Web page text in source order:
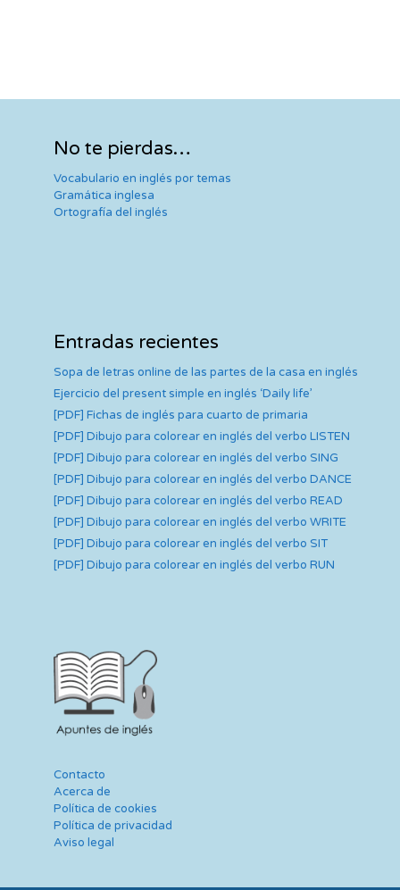
No te pierdas…
Vocabulario en inglés por temas
Gramática inglesa
Ortografía del inglés
Entradas recientes
Sopa de letras online de las partes de la casa en inglés
Ejercicio del present simple en inglés ‘Daily life’
[PDF] Fichas de inglés para cuarto de primaria
[PDF] Dibujo para colorear en inglés del verbo LISTEN
[PDF] Dibujo para colorear en inglés del verbo SING
[PDF] Dibujo para colorear en inglés del verbo DANCE
[PDF] Dibujo para colorear en inglés del verbo READ
[PDF] Dibujo para colorear en inglés del verbo WRITE
[PDF] Dibujo para colorear en inglés del verbo SIT
[PDF] Dibujo para colorear en inglés del verbo RUN
Contacto
Acerca de
Política de cookies
Política de privacidad
Aviso legal